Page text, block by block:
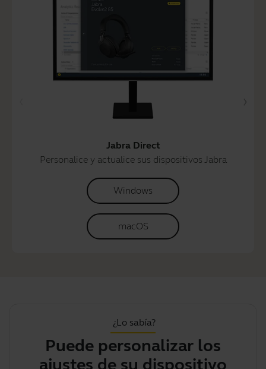
Jabra Direct
Personalice y actualice sus dispositivos Jabra
Windows
macOS
¿Lo sabía?
Puede personalizar los
ajustes de su dispositivo